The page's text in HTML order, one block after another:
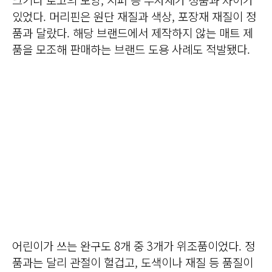
있었다. 머리핀은 원단 재질과 색상, 포장재 재질이 정
품과 달랐다. 해당 브랜드에서 제작하지 않는 매트 제
품을 모조해 판매하는 브랜드 도용 사례도 적발됐다.
어린이가 쓰는 완구도 8개 중 3개가 위조품이었다. 정
품과는 달리 관절이 헐겁고, 도색이나 재질 등 품질이